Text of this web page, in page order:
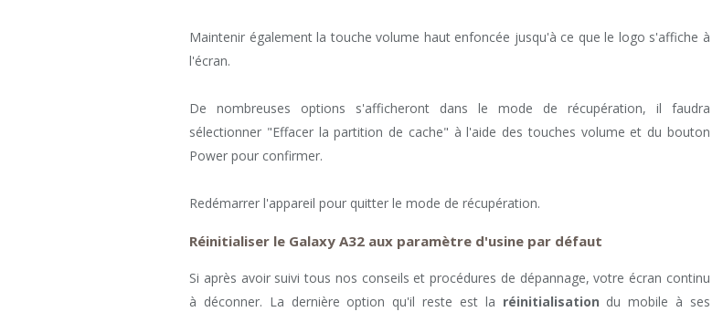
Maintenir également la touche volume haut enfoncée jusqu'à ce que le logo s'affiche à
l'écran.
De nombreuses options s'afficheront dans le mode de récupération, il faudra
sélectionner "Effacer la partition de cache" à l'aide des touches volume et du bouton
Power pour confirmer.
Redémarrer l'appareil pour quitter le mode de récupération.
Réinitialiser le Galaxy A32 aux paramètre d'usine par défaut
Si après avoir suivi tous nos conseils et procédures de dépannage, votre écran continu
à déconner. La dernière option qu'il reste est la réinitialisation du mobile à ses